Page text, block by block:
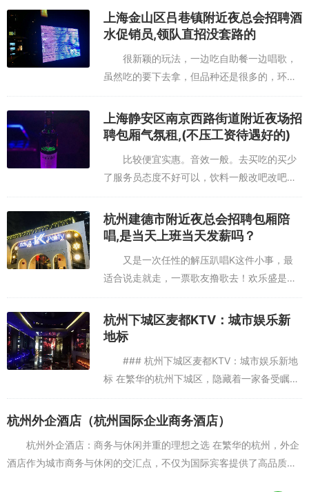
知道是设备老旧还是咋样，有时候唱到开心时，出现卡的情况！还有
一个立麦没声音！没人解决。服务铃服务：服务还行吧，没值得特别
说的。樱花特色：据说吃的很好吃，可是我却也没有吃到啥。,上海哪
家酒吧ktv招聘酒水销售员,上班需要喝酒吗？
不想上课，非常好，格林也非常好，别的人都听不见，让不让睡了喜
欢。便宜的环境还不错，下次有机会继续来这里上海哪家酒吧ktv招聘
酒水销售员,上班需要喝酒吗？
里不仅是音乐与欢聚的殿堂，更是都市人放松
身心、释放压力的...
上海金山区吕巷镇附近夜总会招聘酒
水促销员,领队直招没套路的
很新颖的玩法，一边吃自助餐一边唱歌，
虽然吃的要下去拿，但品种还是很多的，环境
也很不错，氛围很好，服务员服务也很到位，
边吃边玩应该属于这家店的特色吧，菜品多多
改变更吸引熟客哦，唱歌音响也...
上海静安区南京西路街道附近夜场招
聘包厢气氛租,(不压工资待遇好的)
比较便宜实惠。音效一般。去买吃的买少
了服务员态度不好可以，饮料一般改吧改吧还
比哈哈哈哈服务态度还挺满意的，去的晚了还
一直留着招聘，歌曲挺全的，总之好评喜欢唱
歌常来这里，闹市区吃玩唱都很...
杭州建德市附近夜总会招聘包厢陪
唱,是当天上班当天发薪吗？
又是一次任性的解压趴唱K这件小事，最
适合说走就走，一票歌友撸歌去！欢乐盛是多
年的唱歌根据地了，以前过生日尤其爱在V包
里狂欢,现在更喜欢小撮人的解压趴。坐标车公
庙，地铁的话1号线车公庙站...
杭州下城区麦都KTV：城市娱乐新
地标
### 杭州下城区麦都KTV：城市娱乐新地
标 在繁华的杭州下城区，隐藏着一家备受瞩目
的娱乐新宠——麦都KTV。这家KTV不仅以其
豪华的装修和丰富的曲库吸引了大量消费者，
杭州外企酒店（杭州国际企业商务酒店）
杭州外企酒店：商务与休闲并重的理想之选 在繁华的杭州，外企
酒店作为城市商务与休闲的交汇点，不仅为国际宾客提供了高品质的